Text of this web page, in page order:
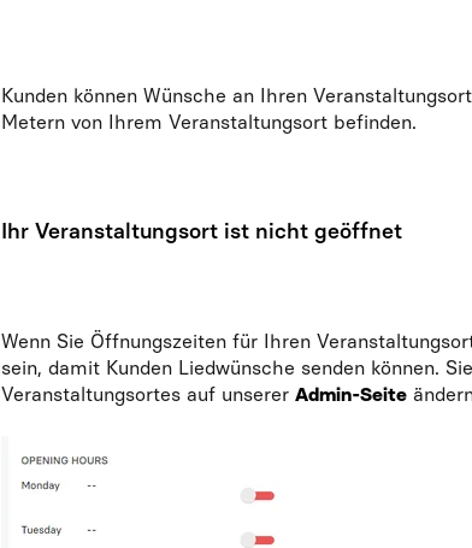
Kunden können Wünsche an Ihren
Metern von Ihrem Veranstaltungsort befinden.
Ihr Veranstaltungsort ist nicht geöffnet
Wenn Sie Öffnungszeiten für Ihren
sein, damit Kunden Liedwünsche senden können.
Veranstaltungsortes auf unserer Admin-Seite